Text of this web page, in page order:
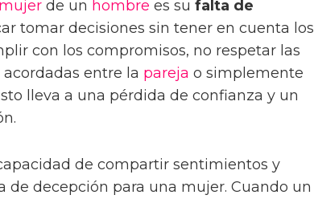
mujer de un hombre es su falta de
tomar decisiones sin tener en cuenta los
con los compromisos, no respetar las
entre la pareja o simplemente
lleva a una pérdida de confianza y un
de compartir sentimientos y
de decepción para una mujer. Cuando un